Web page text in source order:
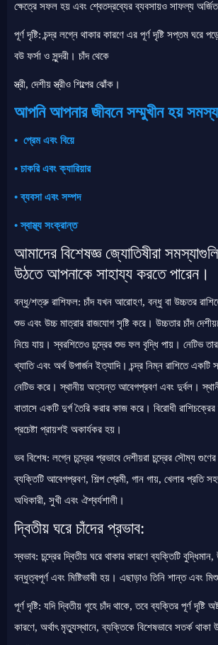
ক্ষেত্রে সফল হয় এবং শ্বেতদ্রব্যের ব্যবসায়ও সাফল্য
পূর্ণ দৃষ্টি: চন্দ্র লগ্নে থাকার কারণে এর পূর্ণ দৃষ্টি সপ্তম ঘরে
বউ ফর্সা ও সুন্দরী। চাঁদ থেকে
স্ত্রী, দেশীয় স্ত্রীও শিল্পের ঝোঁক।
আপনি আপনার জীবনে সম্মুখীন হয়
• প্রেম এবং বিয়ে
• চাকরি এবং ক্যারিয়ার
•ব্যবসা এবং সম্পদ
•স্বাস্থ্য সংক্রান্ত
আমাদের বিশেষজ্ঞ জ্যোতিষীরা
উঠতে আপনাকে সাহায্য করতে পারেন।
বন্ধু/শত্রু রাশিফল: চাঁদ যখন আরোহণ, বন্ধু বা উচ্চতর
শুভ এবং উচ্চ মাত্রার রাজযোগ সৃষ্টি করে। উচ্চতার চাঁদ
নিয়ে যায়। স্বরশিতেও চন্দ্রের শুভ ফল বৃদ্ধি পায়। নেটিভ
খ্যাতি এবং অর্থ উপার্জন ইত্যাদি। চন্দ্র নিম্ন রাশিতে একটি
নেটিভ করে। স্থানীয় অত্যন্ত আবেগপ্রবণ এবং দুর্বল।
বাতাসে একটি দুর্গ তৈরি করার কাজ করে। বিরোধী রাশিচক্রের
প্রচেষ্টা প্রায়শই অকার্যকর হয়।
ভব বিশেষ: লগ্নে চন্দ্রের প্রভাবে দেশীয়রা চন্দ্রের সৌম্য
ব্যক্তিটি আবেগপ্রবণ, শিল্প প্রেমী, গান গায়, খেলার প্রতি
অধিকারী, সুখী এবং ঐশ্বর্যশালী।
দ্বিতীয় ঘরে চাঁদের প্রভাব:
স্বভাব: চন্দ্রের দ্বিতীয় ঘরে থাকার কারণে ব্যক্তিটি
বন্ধুত্বপূর্ণ এবং মিষ্টিভাষী হয়। এছাড়াও তিনি শান্ত এবং
পূর্ণ দৃষ্টি: যদি দ্বিতীয় গৃহে চাঁদ থাকে, তবে ব্যক্তির পূর্ণ দৃষ্টি
কারণে, অর্থাৎ মৃত্যুস্থানে, ব্যক্তিকে বিশেষভাবে সতর্ক থাকা